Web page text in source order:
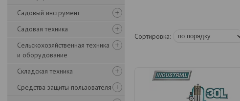
Садовый инструмент
Садовая техника
Сельскохозяйственная техника
и оборудование
Складская техника
Средства защиты пользователя